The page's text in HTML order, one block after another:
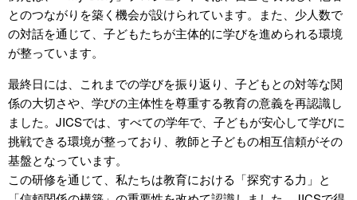
とのつながりを築く機会が設けられています。また、少人数で
の対話を通じて、子どもたちが主体的に学びを進められる環境
が整っています。
最終日には、これまでの学びを振り返り、子どもとの対等な関
係の大切さや、学びの主体性を尊重する教育の意義を再認識し
ました。JICSでは、すべての学年で、子どもが安心して学びに
挑戦できる環境が整っており、教師と子どもの相互信頼がその
基盤となっています。
この研修を通じて、私たちは教育における「探究する力」と